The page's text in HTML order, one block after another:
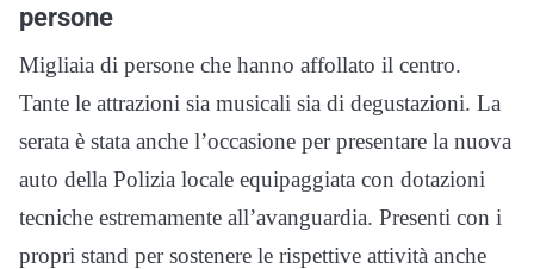
persone
Migliaia di persone che hanno affollato il centro.
Tante le attrazioni sia musicali sia di degustazioni. La
serata è stata anche l’occasione per presentare la nuova
auto della Polizia locale equipaggiata con dotazioni
tecniche estremamente all’avanguardia. Presenti con i
propri stand per sostenere le rispettive attività anche